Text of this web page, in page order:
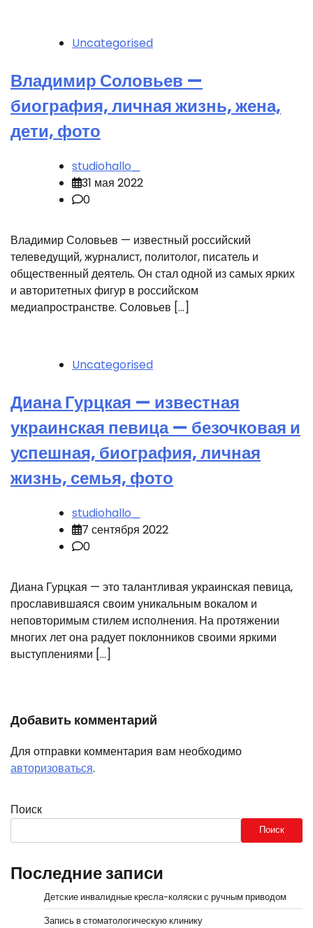
Uncategorised
Владимир Соловьев —
биография, личная жизнь, жена,
дети, фото
studiohallo_
31 мая 2022
0
Владимир Соловьев — известный российский
телеведущий, журналист, политолог, писатель и
общественный деятель. Он стал одной из самых ярких
и авторитетных фигур в российском
медиапространстве. Соловьев […]
Uncategorised
Диана Гурцкая — известная
украинская певица — безочковая и
успешная, биография, личная
жизнь, семья, фото
studiohallo_
7 сентября 2022
0
Диана Гурцкая — это талантливая украинская певица,
прославившаяся своим уникальным вокалом и
неповторимым стилем исполнения. На протяжении
многих лет она радует поклонников своими яркими
выступлениями […]
Добавить комментарий
Для отправки комментария вам необходимо
авторизоваться.
Поиск
Поиск
Последние записи
Детские инвалидные кресла-коляски с ручным приводом
Запись в стоматологическую клинику